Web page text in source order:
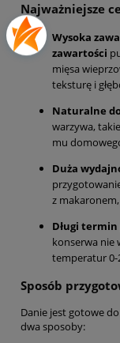
Najważniejsze
Wysoka
zawartości
mięsa
teksturę i
Naturalne
warzywa,
mu
Duża
z
Długi
konserwa nie
temperatur 0-
Sposób
Danie jest gotowe
dwa sposoby: